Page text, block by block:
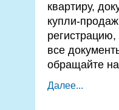
квартиру,
купли-
все
обращайте
Далее...